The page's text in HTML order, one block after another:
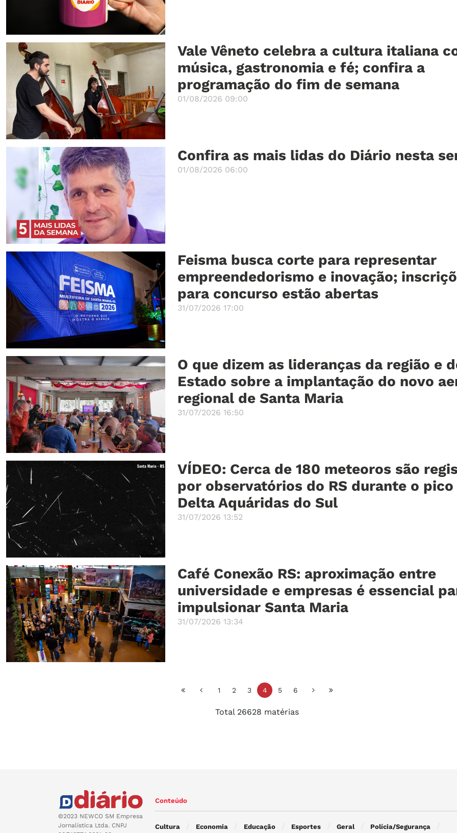
Vale Vêneto celebra a cultura italiana
música, gastronomia e fé; confira a
programação do fim de semana
01/08/2026 09:00
Confira as mais lidas do Diário nesta
01/08/2026 06:00
Feisma busca corte para representar
empreendedorismo e inovação;
para concurso estão abertas
31/07/2026 17:00
O que dizem as lideranças da região e
Estado sobre a implantação do novo
regional de Santa Maria
31/07/2026 16:50
VÍDEO: Cerca de 180 meteoros são
por observatórios do RS durante o pico
Delta Aquáridas do Sul
31/07/2026 13:52
Café Conexão RS: aproximação entre
universidade e empresas é essencial
impulsionar Santa Maria
31/07/2026 13:34
1 2 3 4 5 6
Total 26628 matérias
©2023 NEWCO SM Empresa
Jornalística Ltda. CNPJ
Conteúdo
Cultura Economia Educação Esportes Geral Polícia/Segurança